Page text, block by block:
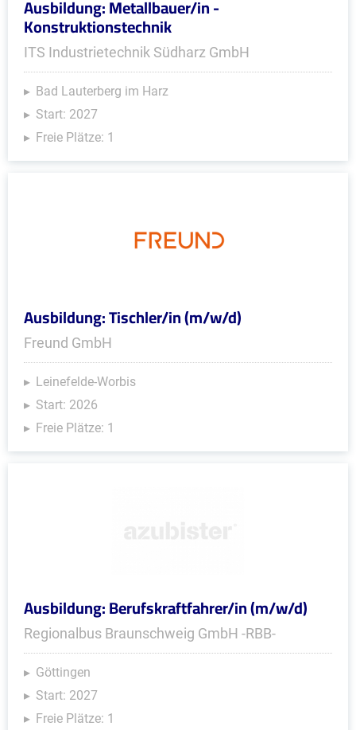
Ausbildung: Metallbauer/in -
Konstruktionstechnik
ITS Industrietechnik Südharz GmbH
Bad Lauterberg im Harz
Start: 2027
Freie Plätze: 1
Ausbildung: Tischler/in (m/w/d)
Freund GmbH
Leinefelde-Worbis
Start: 2026
Freie Plätze: 1
Ausbildung: Berufskraftfahrer/in (m/w/d)
Regionalbus Braunschweig GmbH -RBB-
Göttingen
Start: 2027
Freie Plätze: 1